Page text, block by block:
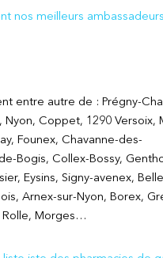
nos meilleurs
entre autre de : Prégny-
Nyon, Coppet, 1290 Versoix,
Founex, Chavanne-des-
Bogis, Collex-Bossy,
Eysins, Signy-avenex,
Arnex-sur-Nyon, Borex,
Rolle, Morges…